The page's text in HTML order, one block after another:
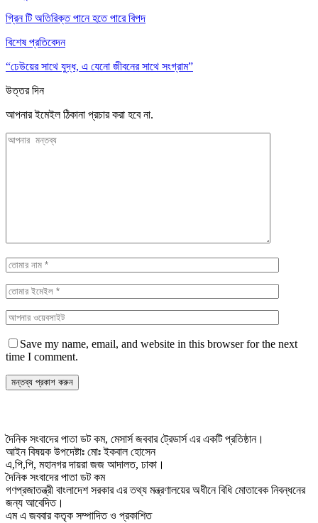
গ্রিন টি অতিরিক্ত পানে হতে পারে বিপদ
বিশেষ প্রতিবেদন
“ঢেউয়ের সাথে যুদ্ধ, এ যেনো জীবনের সাথে সংগ্রাম”
উত্তর দিন
আপনার ইমেইল ঠিকানা প্রচার করা হবে না.
Save my name, email, and website in this browser for the next
time I comment.
দৈনিক সংবাদের পাতা ডট কম, মেসার্স জববার ট্রেডার্স এর একটি প্রতিষ্ঠান।
আইন বিষয়ক উপদেষ্টাঃ মোঃ ইকবাল হোসেন
এ,পি,পি, মহানগর দায়রা জজ আদালত, ঢাকা।
দৈনিক সংবাদের পাতা ডট কম
গণপ্রজাতন্ত্রী বাংলাদেশ সরকার এর তথ্য মন্ত্রণালয়ের অধীনে বিধি মোতাবেক নিবন্ধনের
জন্য আবেদিত।
এম এ জববার কতৃক সম্পাদিত ও প্রকাশিত